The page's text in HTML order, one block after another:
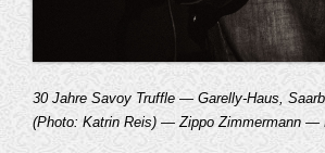
30 Jahre Savoy Truffle — Garelly-Haus,
(Photo: Katrin Reis) — Zippo Zimmermann —